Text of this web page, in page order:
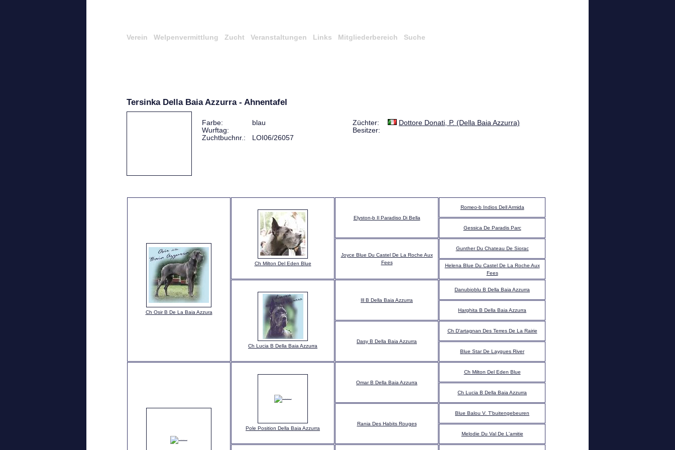
Verein Welpenvermittlung Zucht Veranstaltungen Links Mitgliederbereich Suche
Tersinka Della Baia Azzurra - Ahnentafel
Farbe: blau Züchter:
Dottore Donati, P. (Della Baia Azzurra)
Wurftag:
Besitzer:
Zuchtbuchnr.:
LOI06/26057
Ch Osir B De La Baia Azzura
Ch Milton Del Eden Blue
Elyston-b Il Paradiso Di Bella
Romeo-b Indios Dell Armida
Gessica De Paradis Parc
Joyce Blue Du Castel De La Roche Aux
Fees
Gunther Du Chateau De Siorac
Helena Blue Du Castel De La Roche Aux
Fees
Ch Lucia B Della Baia Azzurra
Ill B Della Baia Azzurra
Danubioblu B Della Baia Azzurra
Harghita B Della Baia Azzurra
Dasy B Della Baia Azzurra
Ch D'artagnan Des Terres De La Rairie
Blue Star De Laygues River
Pole Position Della Baia Azzurra
Omar B Della Baia Azzurra
Ch Milton Del Eden Blue
Ch Lucia B Della Baia Azzurra
Rania Des Habits Rouges
Blue Balou V. T'buitengebeuren
Melodie Du Val De L'amitie